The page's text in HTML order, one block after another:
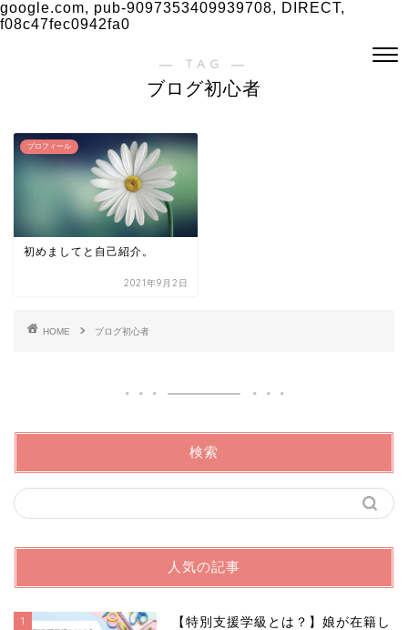
google.com, pub-9097353409939708, DIRECT,
f08c47fec0942fa0
― TAG ―
ブログ初心者
プロフィール
初めましてと自己紹介。
2021年9月2日
HOME ブログ初心者
検索
人気の記事
1
【特別支援学級とは？】娘が在籍し